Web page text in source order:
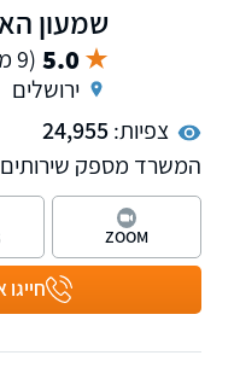
שמעון
5.0 (9 ממליצים)
ירושלים
צפיות:24,955
המשרד מספק שירותים
ועוסק במקרקעין,
מסחרי, צוואות
ופשיטות רגל. בנוסף,
חייגו
ZOOM